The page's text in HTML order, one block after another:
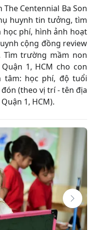
Centennial Ba Son
huynh tin tưởng, tìm
phí, hình ảnh hoạt
cộng đồng review
trường mầm non
1, HCM cho con
tâm: học phí, độ tuổi
(theo vị trí - tên địa
1, HCM).